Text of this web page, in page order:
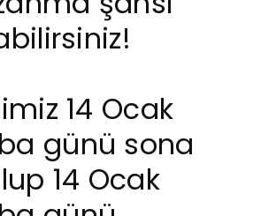
14 Ocak
günü sona
14 Ocak